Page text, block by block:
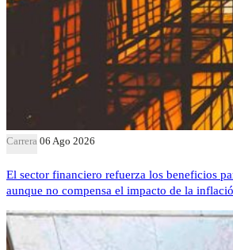
Carrera 06 Ago 2026
El sector financiero refuerza los beneficios
aunque no compensa el impacto de la